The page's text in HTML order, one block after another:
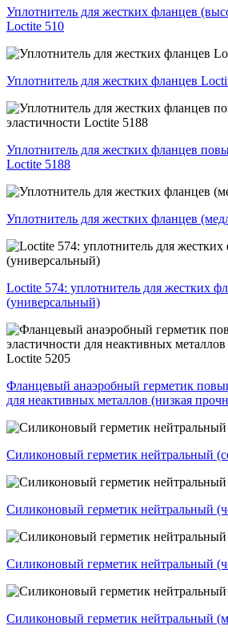
Уплотнитель для жестких фланцев
Loctite 510
Уплотнитель для жестких фланцев
Уплотнитель для жестких фланцев
Loctite 5188
Уплотнитель для жестких фланцев
Loctite 574: уплотнитель для жестких
(универсальный)
Фланцевый анаэробный герметик
для неактивных металлов (низкая
Силиконовый герметик нейтральный
Силиконовый герметик нейтральный
Силиконовый герметик нейтральный
Силиконовый герметик нейтральный